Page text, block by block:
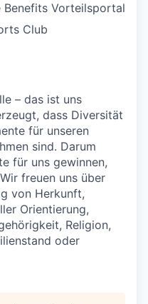
Vorteilsportal
Club
– das ist uns
dass Diversität
für unseren
sind. Darum
für uns gewinnen,
freuen uns über
von Herkunft,
Orientierung,
Religion,
oder